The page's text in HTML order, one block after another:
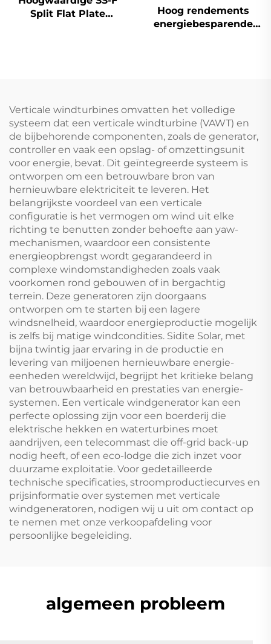
Split Flat Plate
Hoog rendements
energiebesparende
hotels en outdoor
Verticale windturbines omvatten het volledige
systeem dat een verticale windturbine (VAWT) en
de bijbehorende componenten, zoals de generator,
controller en vaak een opslag- of omzettingsunit
voor energie, bevat. Dit geïntegreerde systeem is
ontworpen om een betrouwbare bron van
hernieuwbare elektriciteit te leveren. Het
belangrijkste voordeel van een verticale
configuratie is het vermogen om wind uit elke
richting te benutten zonder behoefte aan yaw-
mechanismen, waardoor een consistente
energieopbrengst wordt gegarandeerd in
complexe windomstandigheden zoals vaak
voorkomen rond gebouwen of in bergachtig
terrein. Deze generatoren zijn doorgaans
ontworpen om te starten bij een lagere
windsnelheid, waardoor energieproductie mogelijk
is zelfs bij matige windcondities. Sidite Solar, met
bijna twintig jaar ervaring in de productie en
levering van miljoenen hernieuwbare energie-
eenheden wereldwijd, begrijpt het kritieke belang
van betrouwbaarheid en prestaties van energie-
systemen. Een verticale windgenerator kan een
perfecte oplossing zijn voor een boerderij die
elektrische hekken en waterturbines moet
aandrijven, een telecommast die off-grid back-up
nodig heeft, of een eco-lodge die zich inzet voor
duurzame exploitatie. Voor gedetailleerde
technische specificaties, stroomproductiecurves en
prijsinformatie over systemen met verticale
windgeneratoren, nodigen wij u uit om contact op
te nemen met onze verkoopafdeling voor
persoonlijke begeleiding.
algemeen probleem